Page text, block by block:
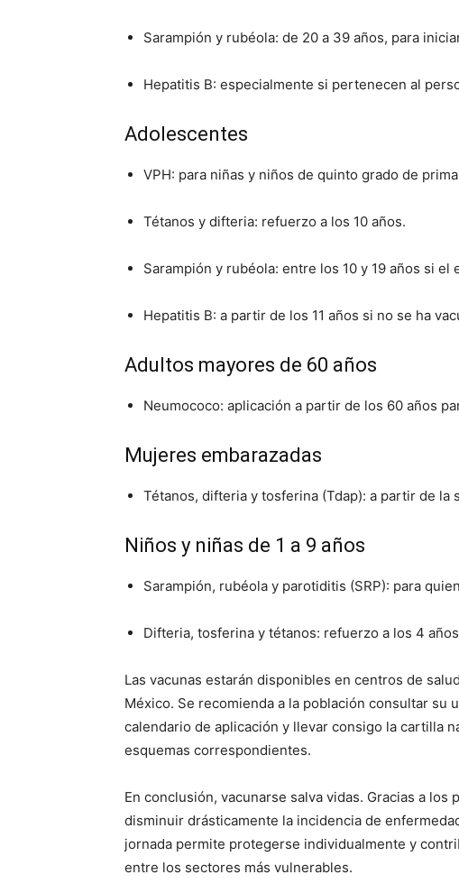
Sarampión y rubéola: de 20 a 39 años, para
Hepatitis B: especialmente si pertenecen al
Adolescentes
VPH: para niñas y niños de quinto grado de
Tétanos y difteria: refuerzo a los 10 años.
Sarampión y rubéola: entre los 10 y 19 años si el
Hepatitis B: a partir de los 11 años si no se ha
Adultos mayores de 60 años
Neumococo: aplicación a partir de los 60 años
Mujeres embarazadas
Tétanos, difteria y tosferina (Tdap): a partir de la
Niños y niñas de 1 a 9 años
Sarampión, rubéola y parotiditis (SRP): para
Difteria, tosferina y tétanos: refuerzo a los 4
Las vacunas estarán disponibles en centros de
México. Se recomienda a la población consultar su
calendario de aplicación y llevar consigo la cartilla
esquemas correspondientes.
En conclusión, vacunarse salva vidas. Gracias a
disminuir drásticamente la incidencia de
jornada permite protegerse individualmente y
entre los sectores más vulnerables.